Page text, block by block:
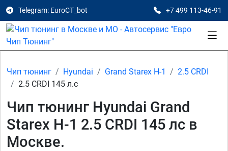
Telegram: EuroCT_bot +7 499 113-46-91
Чип тюнинг Hyundai Grand Starex H-1
2.5 CRDI
2.5 CRDI 145 л.с
Чип тюнинг Hyundai Grand
Starex H-1 2.5 CRDI 145 лс в
Москве.